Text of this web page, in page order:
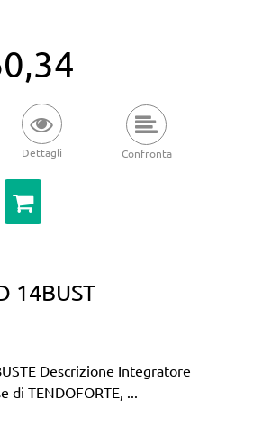
Dettagli Confronta
14BUST
Descrizione Integratore
di TENDOFORTE, ...